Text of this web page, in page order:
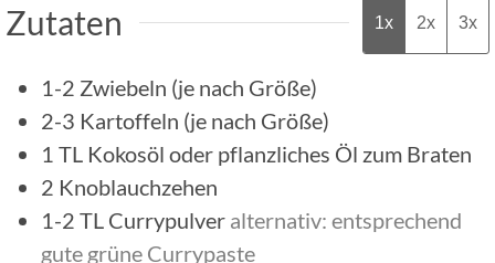
Zutaten 1x 2x 3x
1-2 Zwiebeln (je nach Größe)
2-3 Kartoffeln (je nach Größe)
1 TL Kokosöl oder pflanzliches Öl zum Braten
2 Knoblauchzehen
1-2 TL Currypulver alternativ: entsprechend
gute grüne Currypaste